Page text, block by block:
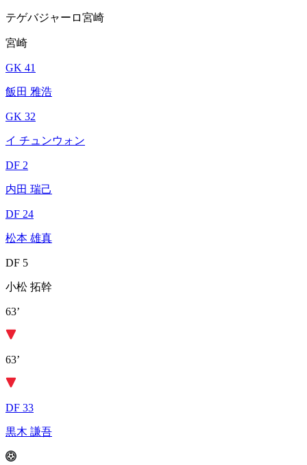
テゲバジャーロ宮崎
宮崎
GK 41
飯田 雅浩
GK 32
イ チュンウォン
DF 2
内田 瑞己
DF 24
松本 雄真
DF 5
小松 拓幹
63’
63’
DF 33
黒木 謙吾